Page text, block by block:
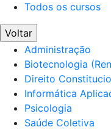
Todos os cursos
Voltar
Administração
Biotecnologia
Direito
Informática
Psicologia
Saúde Coletiva